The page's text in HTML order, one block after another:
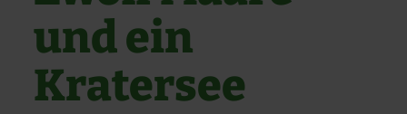
und ein
Kratersee